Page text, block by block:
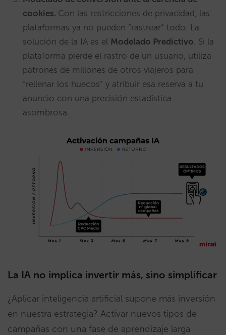
cookies. Con las restricciones de privacidad, las
plataformas ya no pueden “rastrear” todo. La
solución de la IA es el Modelado Predictivo. Si la
plataforma pierde el rastro de un usuario, utiliza
patrones de millones de otros viajeros para
“rellenar los huecos” y atribuir esa reserva a tu
anuncio con una precisión estadística
asombrosa.
La IA no implica invertir más, sino simplificar
¿Aplicar inteligencia artificial supone más inversión
en nuestra estrategia? Activar nuevos tipos de
campañas con una fase de aprendizaje larga